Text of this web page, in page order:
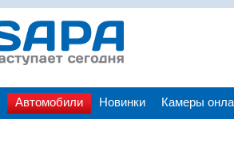
Автомобили Новинки Камеры